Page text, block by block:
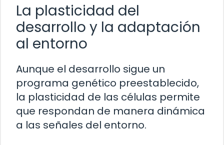
La plasticidad del
desarrollo y la adaptación
al entorno
Aunque el desarrollo sigue un
programa genético preestablecido,
la plasticidad de las células permite
que respondan de manera dinámica
a las señales del entorno.